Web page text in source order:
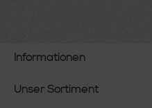
Informationen
Unser Sortiment